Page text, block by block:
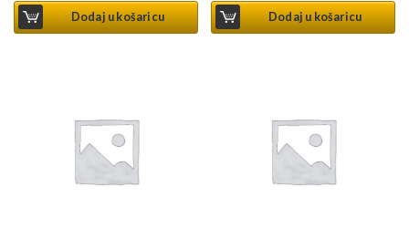
Dodaj u košaricu Dodaj u košaricu